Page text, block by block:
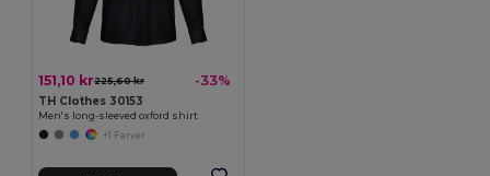
151,10 kr225,60 kr -33%
TH Clothes 30153
Men's long-sleeved oxford shirt
+1 Farver